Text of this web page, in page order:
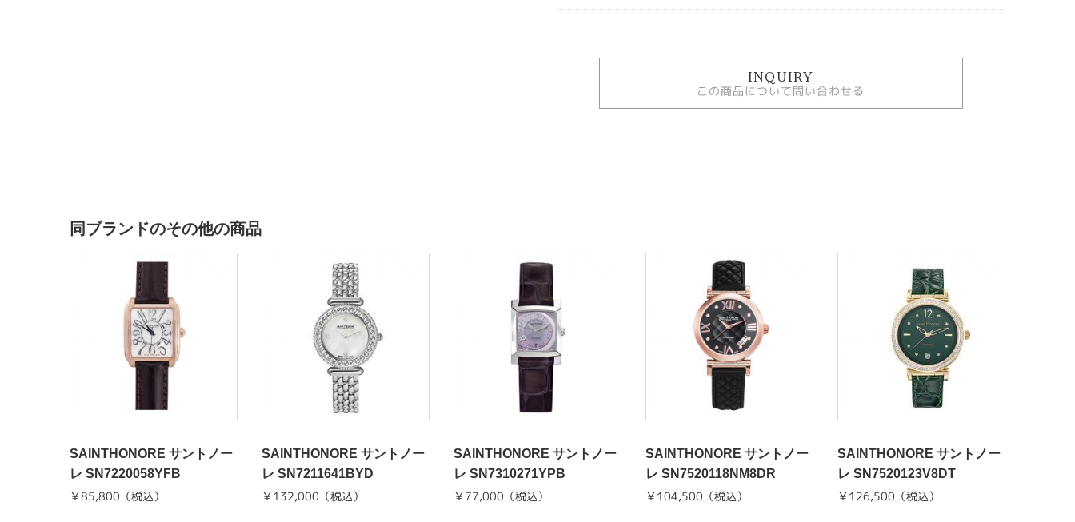
INQUIRY
この商品について問い合わせる
同ブランドのその他の商品
SAINTHONORE サントノー
レ SN7220058YFB
￥85,800（税込）
SAINTHONORE サントノー
レ SN7211641BYD
￥132,000（税込）
SAINTHONORE サントノー
レ SN7310271YPB
￥77,000（税込）
SAINTHONORE サントノー
レ SN7520118NM8DR
￥104,500（税込）
SAINTHONORE サントノー
レ SN7520123V8DT
￥126,500（税込）